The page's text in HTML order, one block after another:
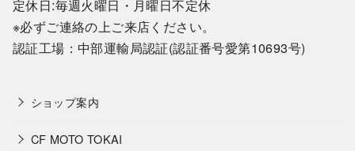
定休日:毎週火曜日・月曜日不定休
※必ずご連絡の上ご来店ください。
認証工場：中部運輸局認証(認証番号愛第10693号)
ショップ案内
CF MOTO TOKAI